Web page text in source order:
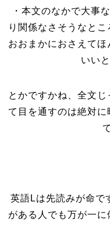
・本文のなかで大事
り関係なさそうなと
おおまかにおさえて
いい
とかですかね、全文
て目を通すのは絶対
英語Lは先読みが命で
がある人でも万が一